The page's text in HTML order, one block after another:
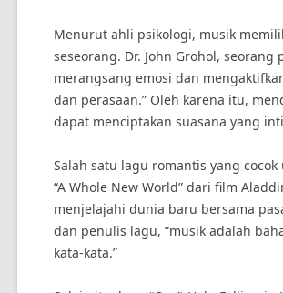
Menurut ahli psikologi, musik
seseorang. Dr. John Grohol,
merangsang emosi dan
dan perasaan.” Oleh karena itu,
dapat menciptakan suasana yang
Salah satu lagu romantis yang
“A Whole New World” dari film
menjelajahi dunia baru bersama
dan penulis lagu, “musik adalah
kata-kata.”